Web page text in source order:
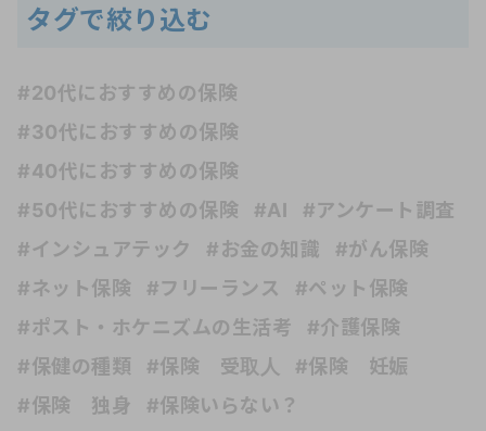
タグで絞り込む
#20代におすすめの保険
#30代におすすめの保険
#40代におすすめの保険
#50代におすすめの保険
#AI
#アンケート調査
#インシュアテック
#お金の知識
#がん保険
#ネット保険
#フリーランス
#ペット保険
#ポスト・ホケニズムの生活考
#介護保険
#保健の種類
#保険 受取人
#保険 妊娠
#保険 独身
#保険いらない？